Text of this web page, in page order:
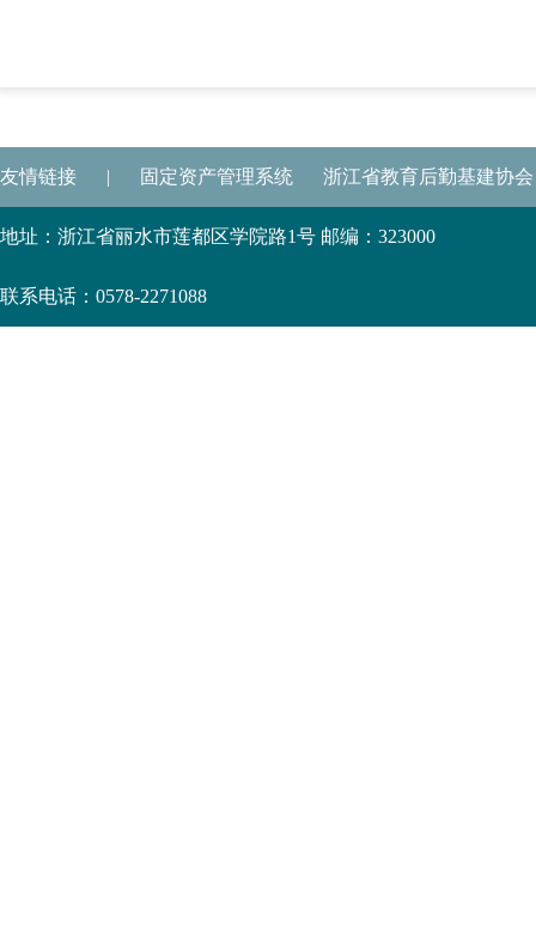
友情链接 | 固定资产管理系统 浙江省教育后勤基建协会
地址：浙江省丽水市莲都区学院路1号 邮编：323000
联系电话：0578-2271088